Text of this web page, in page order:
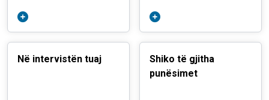
Në intervistën tuaj
Shiko të gjitha
punësimet